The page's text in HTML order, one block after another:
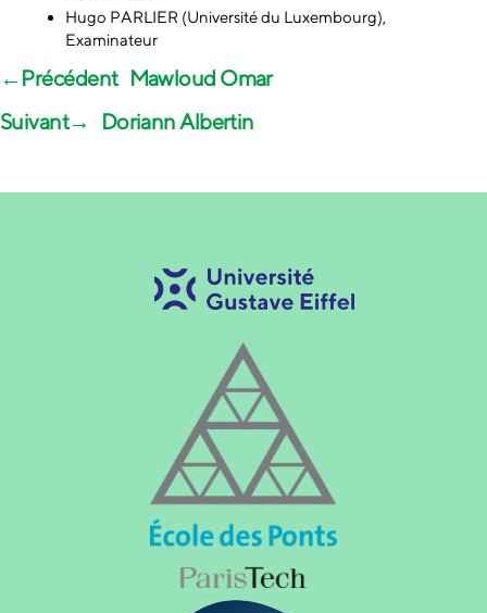
Hugo PARLIER (Université du Luxembourg),
Examinateur
←
Mawloud Omar
→
Doriann Albertin